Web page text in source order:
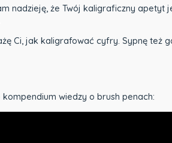
nadzieję, że Twój kaligraficzny apetyt
Ci, jak kaligrafować cyfry. Sypnę też
wiedzy o brush penach: